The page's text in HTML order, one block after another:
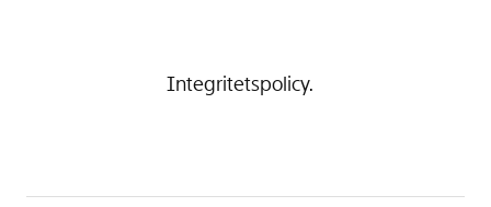
Integritetspolicy.